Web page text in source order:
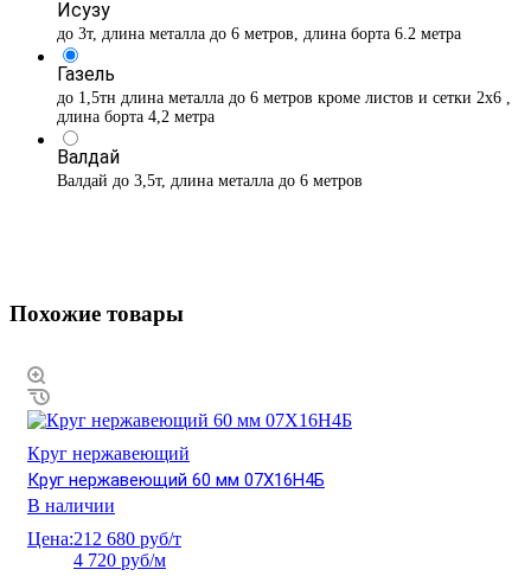
Исузу
до 3т, длина металла до 6 метров, длина борта 6.2 метра
Газель
до 1,5тн длина металла до 6 метров кроме листов и сетки 2х6 ,
длина борта 4,2 метра
Валдай
Валдай до 3,5т, длина металла до 6 метров
Похожие товары
Круг нержавеющий
Круг нержавеющий 60 мм 07Х16Н4Б
В наличии
Цена:212 680 руб/т
4 720 руб/м